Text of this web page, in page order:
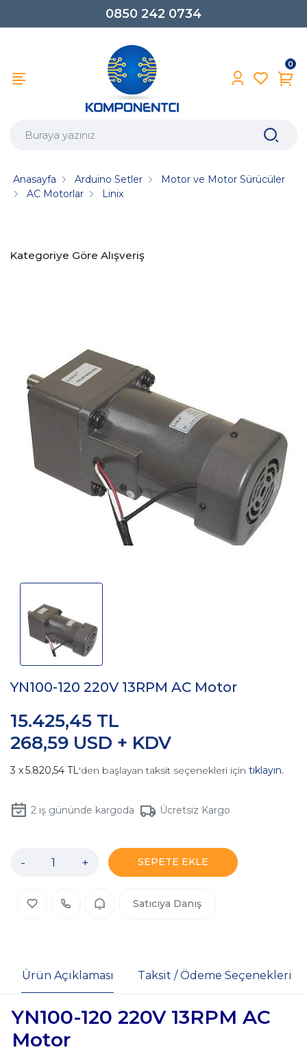
0850 242 0734
0
Anasayfa Arduino Setler
Motor ve Motor Sürücüler
AC Motorlar
Linix
Kategoriye Göre Alışveriş
YN100-120 220V 13RPM AC Motor
268,59 USD + KDV
15.425,45 TL
5.820,54 TL'den başlayan taksit seçenekleri için tıklayın.
2iş gününde kargoda Ücretsiz Kargo
- + SEPETE EKLE
Satıcıya Danış
Ürün Açıklaması Taksit / Ödeme Seçenekleri
YN100-120 220V 13RPM AC
Motor